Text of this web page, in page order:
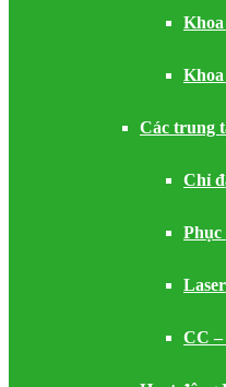
Các trung
Chỉ
Phục
CC –